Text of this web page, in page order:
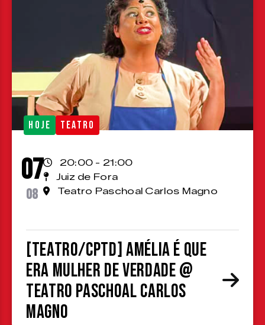
HOJE TEATRO
07
08
20:00 - 21:00
Juiz de Fora
Teatro Paschoal Carlos Magno
[TEATRO/CPTD] Amélia é que
era mulher de verdade @
Teatro Paschoal Carlos
Magno